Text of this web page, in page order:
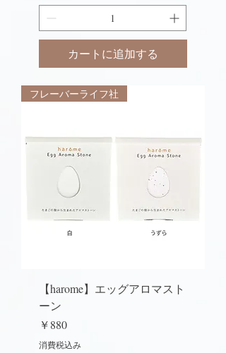
カートに追加する
フレーバーライフ社
【harome】エッグアロマスト
ーン
価格
￥880
消費税込み